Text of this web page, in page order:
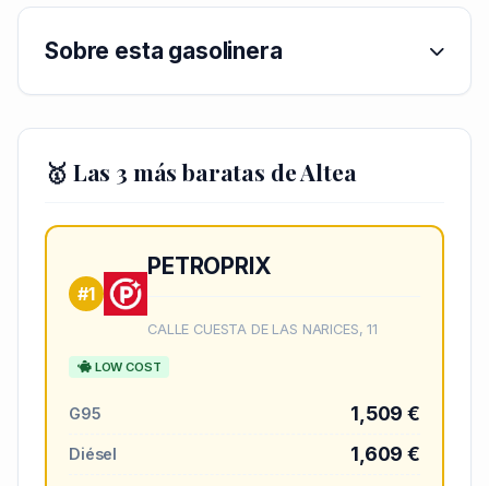
Sobre esta gasolinera
🥇 Las 3 más baratas de Altea
#1
PETROPRIX
CALLE CUESTA DE LAS NARICES, 11
LOW COST
G95 1,509 €
Diésel 1,609 €